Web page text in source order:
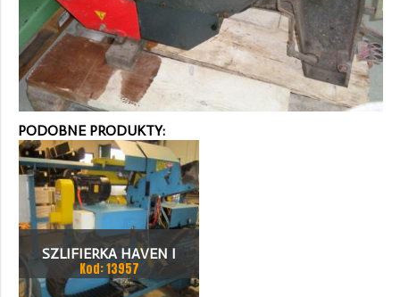
PODOBNE PRODUKTY:
SZLIFIERKA HAVEN I
OBCINARKA VULCAN
Kod: 13957